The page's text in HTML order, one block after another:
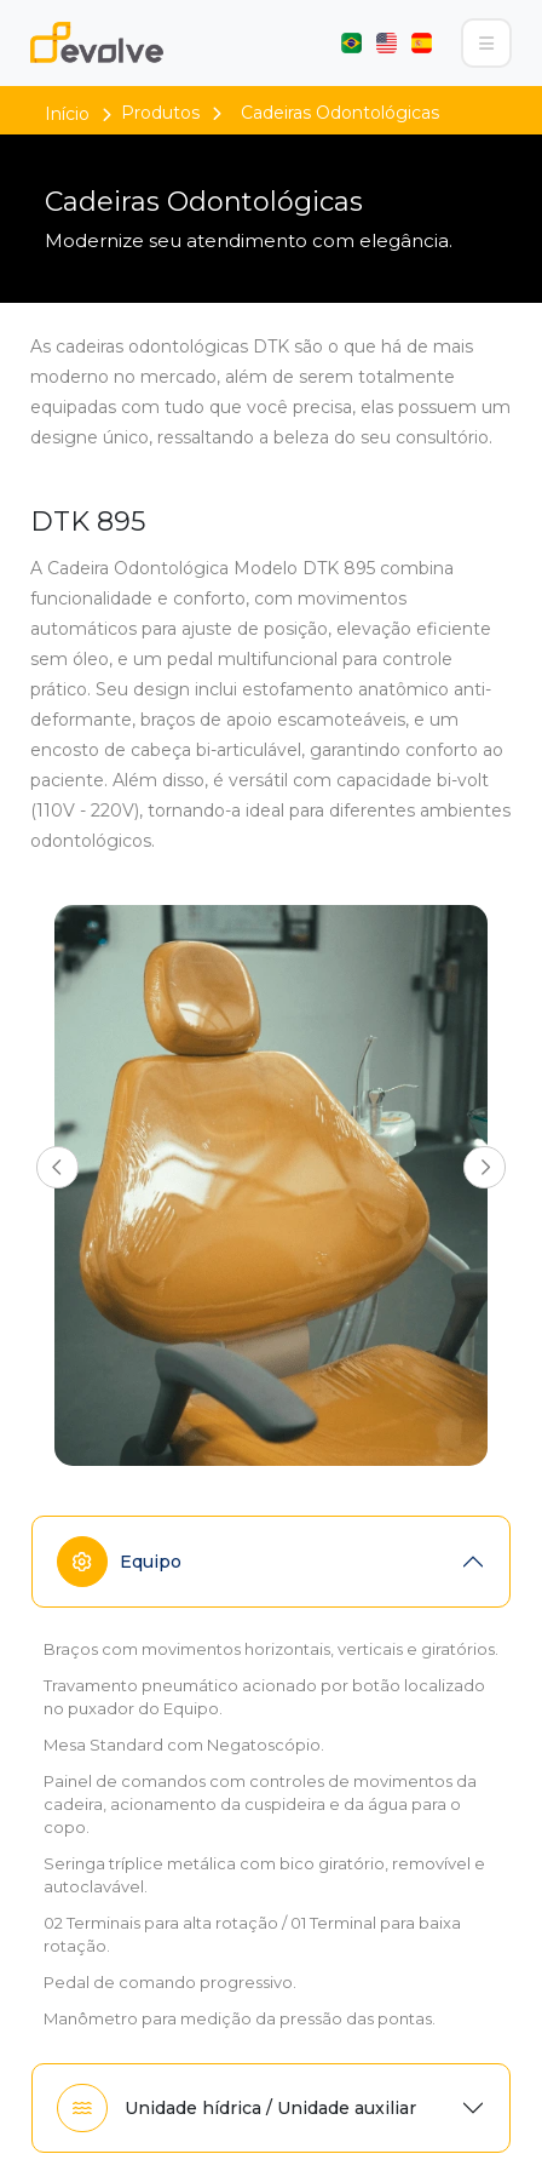
Início Produtos Cadeiras Odontológicas
Cadeiras Odontológicas
Modernize seu atendimento com elegância.
As cadeiras odontológicas DTK são o que há de mais
moderno no mercado, além de serem totalmente
equipadas com tudo que você precisa, elas possuem um
designe único, ressaltando a beleza do seu consultório.
DTK 895
A Cadeira Odontológica Modelo DTK 895 combina
funcionalidade e conforto, com movimentos
automáticos para ajuste de posição, elevação eficiente
sem óleo, e um pedal multifuncional para controle
prático. Seu design inclui estofamento anatômico anti-
deformante, braços de apoio escamoteáveis, e um
encosto de cabeça bi-articulável, garantindo conforto ao
paciente. Além disso, é versátil com capacidade bi-volt
(110V - 220V), tornando-a ideal para diferentes ambientes
odontológicos.
Equipo
Braços com movimentos horizontais, verticais e giratórios.
Travamento pneumático acionado por botão localizado
no puxador do Equipo.
Mesa Standard com Negatoscópio.
Painel de comandos com controles de movimentos da
cadeira, acionamento da cuspideira e da água para o
copo.
Seringa tríplice metálica com bico giratório, removível e
autoclavável.
02 Terminais para alta rotação / 01 Terminal para baixa
rotação.
Pedal de comando progressivo.
Manômetro para medição da pressão das pontas.
Unidade hídrica / Unidade auxiliar